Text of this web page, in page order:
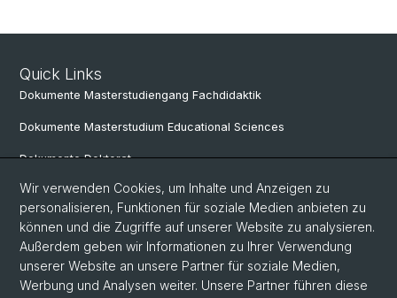
Quick Links
Dokumente Masterstudiengang Fachdidaktik
Dokumente Masterstudium Educational Sciences
Dokumente Doktorat
Social Media
LinkedIn
Wir verwenden Cookies, um Inhalte und Anzeigen zu
personalisieren, Funktionen für soziale Medien anbieten zu
können und die Zugriffe auf unserer Website zu analysieren.
Außerdem geben wir Informationen zu Ihrer Verwendung
unserer Website an unsere Partner für soziale Medien,
Werbung und Analysen weiter. Unsere Partner führen diese